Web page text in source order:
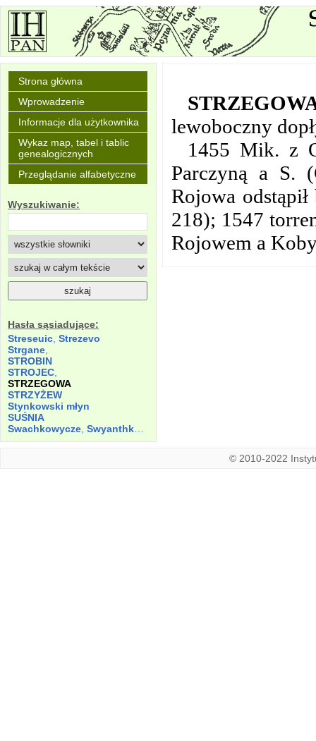
Strona główna
Wprowadzenie
Informacje dla użytkownika
Wykaz map, tabel i tablic
genealogicznych
Przeglądanie alfabetyczne
Wyszukiwanie:
Hasła sąsiadujące:
Streseuic Strezevo
Strgane
STROBIN
STROJEC
STRZEGOWA
STRZYŻEW
Stynkowski młyn
SUŚNIA
Swachkowycze Swyanthkowicze
lewoboczny
1455 Mik. z
Parczyną a S.
Rojowa
218); 1547
Rojowem a
© 2010-2022